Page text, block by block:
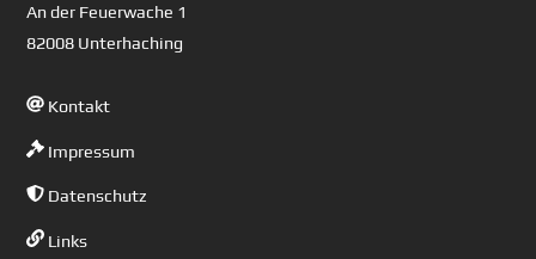
An der Feuerwache 1
82008 Unterhaching
Kontakt
Impressum
Datenschutz
Links